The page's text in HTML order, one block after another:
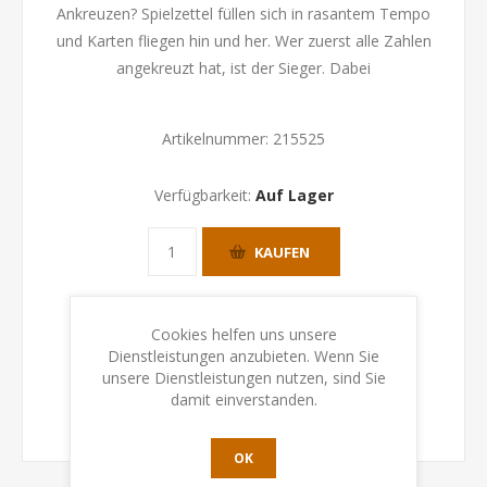
Ankreuzen? Spielzettel füllen sich in rasantem Tempo
und Karten fliegen hin und her. Wer zuerst alle Zahlen
angekreuzt hat, ist der Sieger. Dabei
Artikelnummer: 215525
Verfügbarkeit: Auf Lager
KAUFEN
Cookies helfen uns unsere
Dienstleistungen anzubieten. Wenn Sie
unsere Dienstleistungen nutzen, sind Sie
damit einverstanden.
OK